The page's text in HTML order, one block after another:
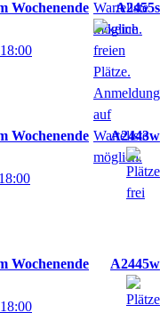
Wochenende
A2455s
Wochenende
A2443w
Wochenende
A2445w